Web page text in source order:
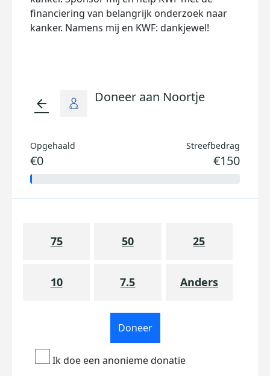
financiering van belangrijk onderzoek naar
kanker. Namens mij en KWF: dankjewel!
arrow_back Doneer aan Noortje
Opgehaald
€0
Streefbedrag
€150
75 50 25
10 7.5 Anders
Doneer
Ik doe een anonieme donatie